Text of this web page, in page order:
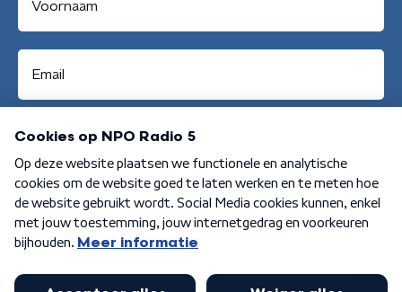
Aanmelden
Algemene voorwaarden Privacybeleid